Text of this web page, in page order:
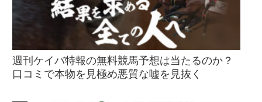
週刊ケイバ特報の無料競馬予想は当たるのか？
口コミで本物を見極め悪質な嘘を見抜く